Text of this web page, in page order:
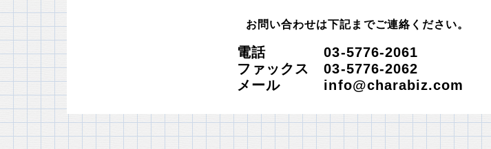
お問い合わせは下記までご連絡ください。
電話 03-5776-2061
ファックス 03-5776-2062
メール info@charabiz.com